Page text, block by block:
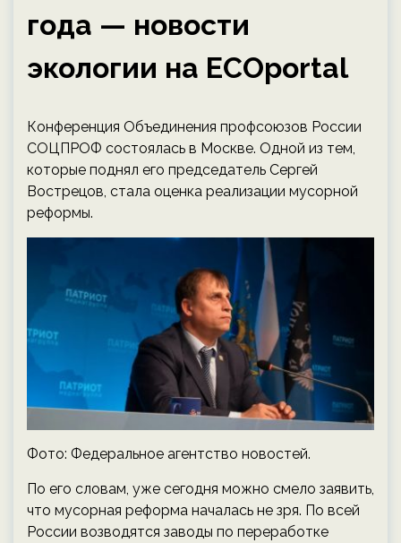
года — новости
экологии на ECOportal
Конференция Объединения профсоюзов России
СОЦПРОФ состоялась в Москве. Одной из тем,
которые поднял его председатель Сергей
Вострецов, стала оценка реализации мусорной
реформы.
Фото: Федеральное агентство новостей.
По его словам, уже сегодня можно смело заявить,
что мусорная реформа началась не зря. По всей
России возводятся заводы по переработке